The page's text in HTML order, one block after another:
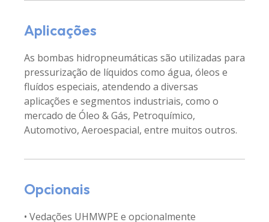
Aplicações
As bombas hidropneumáticas são utilizadas para
pressurização de líquidos como água, óleos e
fluídos especiais, atendendo a diversas
aplicações e segmentos industriais, como o
mercado de Óleo & Gás, Petroquímico,
Automotivo, Aeroespacial, entre muitos outros.
Opcionais
• Vedações UHMWPE e opcionalmente